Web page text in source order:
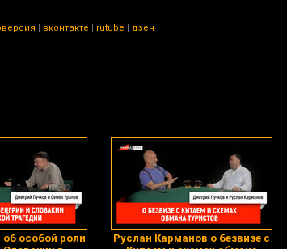
| вконтакте | rutube | дзен
особой роли
Руслан Карманов о безвизе с